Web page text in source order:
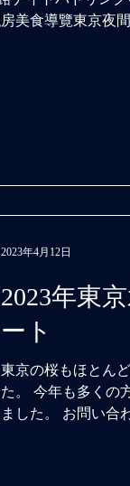
美食導覽東京夜
2023年東
ート
東京の桜もほとん
た。 今年も多くの
ました。 お問い合
2023年4月12日